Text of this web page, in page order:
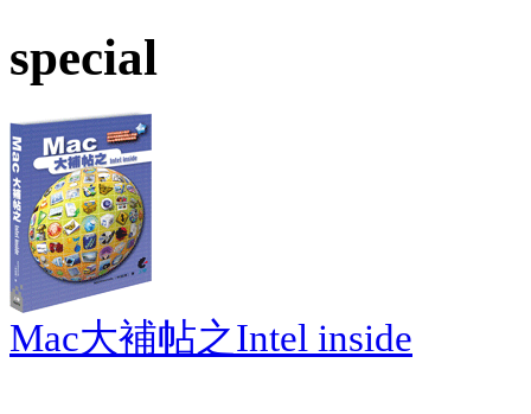
special
Mac大補帖之Intel inside